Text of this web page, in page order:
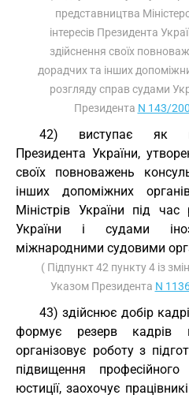
представництва
інтересів Президента
здійснення своїх
дорадчих та інших
розгляду справ судами
Президента N 143/
42) виступає як
Президента України,
своїх повноважень
інших допоміжних
Міністрів України під
України і судами
міжнародними судовими
( Підпункт 42 пункту 4 із
Указом Президента N
43) здійснює добір
формує резерв кадрів
організовує роботу з
підвищення
юстиції, заохочує